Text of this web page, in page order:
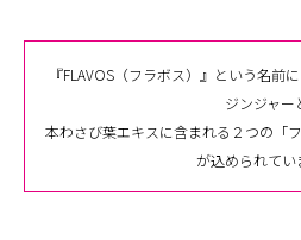
『FLAVOS（フラボス）』という名前
ジンジャー
本わさび葉エキスに含まれる２つの「
が込められてい